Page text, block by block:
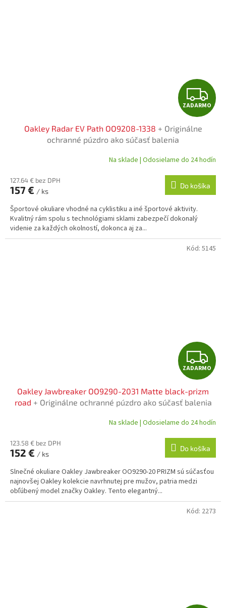
Z
A
A
R
M
ZADARMO
Oakley Radar EV Path OO9208-1338 + Originálne
ochranné púzdro ako súčasť balenia
Na sklade | Odosielame do 24 hodín
127.64 € bez DPH
157 € / ks
Do košíka
Športové okuliare vhodné na cyklistiku a iné športové aktivity.
Kvalitný rám spolu s technológiami sklami zabezpečí dokonalý
videnie za každých okolností, dokonca aj za...
Z
A
D
A
R
M
ZADARMO
Oakley Jawbreaker OO9290-2031 Matte black-prizm
road + Originálne ochranné púzdro ako súčasť balenia
Na sklade | Odosielame do 24 hodín
123.58 € bez DPH
152 € / ks
Do košíka
Slnečné okuliare Oakley Jawbreaker OO9290-20 PRIZM sú súčasťou
najnovšej Oakley kolekcie navrhnutej pre mužov, patria medzi
obľúbený model značky Oakley. Tento elegantný...
Kód: 5145
Kód: 2273